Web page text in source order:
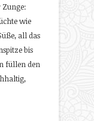
Zunge:
wie
all das
bis
füllen den